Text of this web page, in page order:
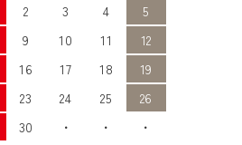
2 3 4
5
9 10 11
12
16 17 18
19
23 24 25
26
30 ・ ・ ・